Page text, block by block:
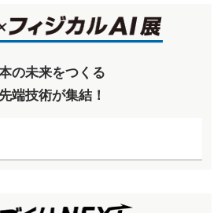
の未来をつくる
端技術が集結！